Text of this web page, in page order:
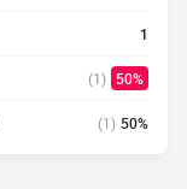
1
(1) 50%
(1) 50%